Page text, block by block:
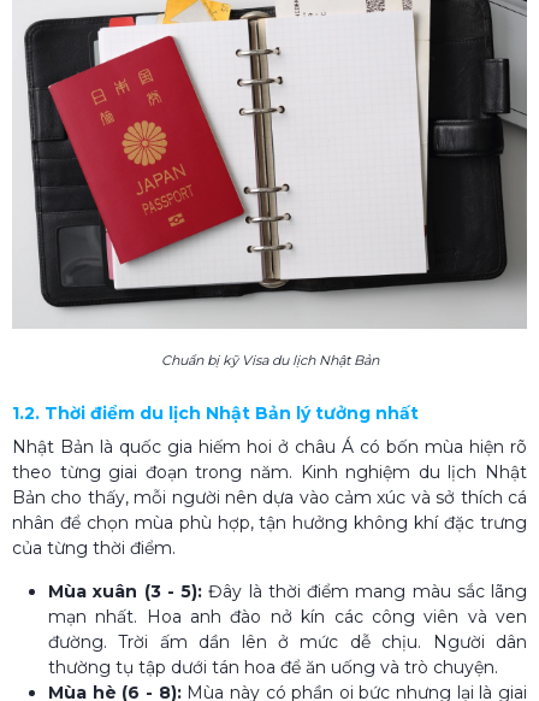
Chuẩn bị kỹ Visa du lịch Nhật Bản
1.2. Thời điểm du lịch Nhật Bản lý tưởng nhất
Nhật Bản là quốc gia hiếm hoi ở châu Á có bốn mùa hiện rõ
theo từng giai đoạn trong năm. Kinh nghiệm du lịch Nhật
Bản cho thấy, mỗi người nên dựa vào cảm xúc và sở thích cá
nhân để chọn mùa phù hợp, tận hưởng không khí đặc trưng
của từng thời điểm.
Mùa xuân (3 - 5):Đây là thời điểm mang màu sắc lãng
mạn nhất. Hoa anh đào nở kín các công viên và ven
đường. Trời ấm dần lên ở mức dễ chịu. Người dân
thường tụ tập dưới tán hoa để ăn uống và trò chuyện.
Mùa hè (6 - 8):Mùa này có phần oi bức nhưng lại là giai